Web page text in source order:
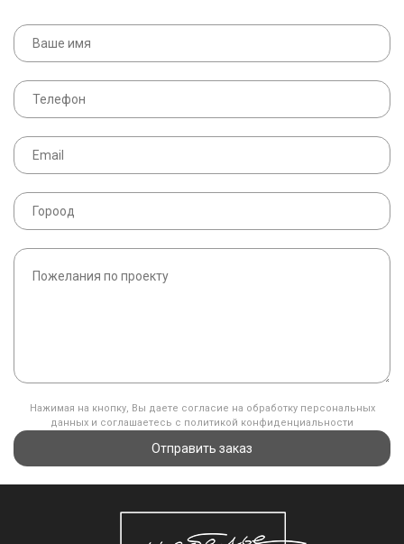
Нажимая на кнопку, Вы даете согласие на обработку персональных
данных и соглашаетесь с политикой конфиденциальности
Отправить заказ